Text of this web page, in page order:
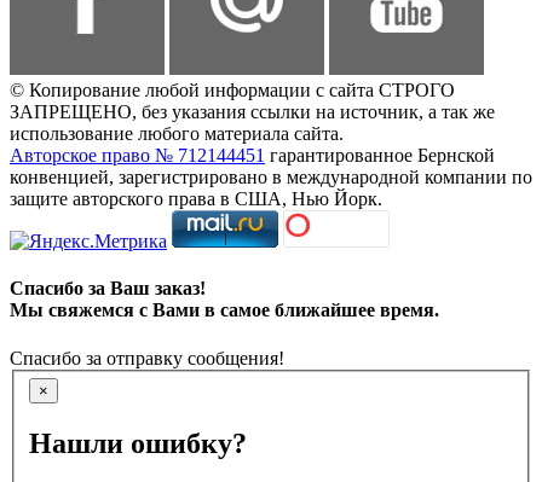
© Копирование любой информации с сайта СТРОГО
ЗАПРЕЩЕНО, без указания ссылки на источник, а так же
использование любого материала сайта.
Авторское право № 712144451 гарантированное Бернской
конвенцией, зарегистрировано в международной компании по
защите авторского права в США, Нью Йорк.
Спасибо за Ваш заказ!
Мы свяжемся с Вами в самое ближайшее время.
Спасибо за отправку сообщения!
×
Нашли ошибку?